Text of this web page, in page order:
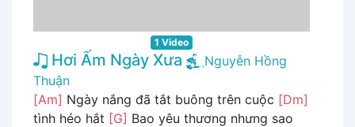
1 Video
Hơi Ấm Ngày Xưa
Nguyễn Hồng
Thuận
[Am] Ngày nắng đã tắt buông trên cuộc [Dm]
tình héo hắt [G] Bao yêu thương nhưng sao